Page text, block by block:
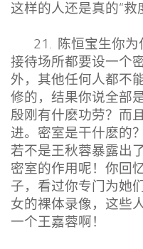
这样的人还是真的“救
21. 陈恒宝生你为
接待场所都要设一个
外，其他任何人都不
修的，结果你说全部
殷刚有什麽功劳？而
进。密室是干什麽的
若不是王秋蓉暴露出
密室的作用呢！你回
子，看过你专门为她
女的裸体录像，这些
一个王嘉蓉啊！